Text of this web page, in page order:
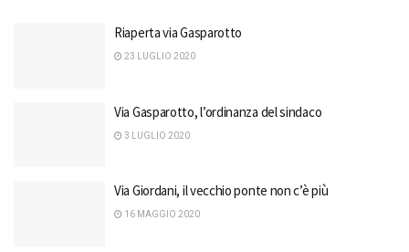
Riaperta via Gasparotto
23 LUGLIO 2020
Via Gasparotto, l’ordinanza del sindaco
3 LUGLIO 2020
Via Giordani, il vecchio ponte non c’è più
16 MAGGIO 2020